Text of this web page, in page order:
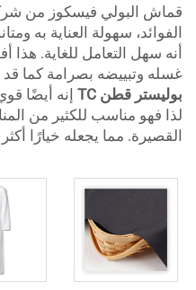
الفوائد، سهولة العناية به
أنه سهل التعامل للغاية. هذا
غسله وتبييضه بصرامة كما قد
بوليستر قطن TC
إنه أيضًا
لذا فهو مناسب للكثير من
القصيرة. مما يجعله خيارًا